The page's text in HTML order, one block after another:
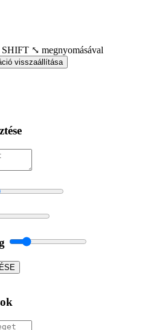
SHIFT ⤡ megnyomásával
visszaállítása